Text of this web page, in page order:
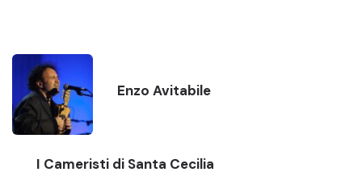
Enzo Avitabile
I Cameristi di Santa Cecilia